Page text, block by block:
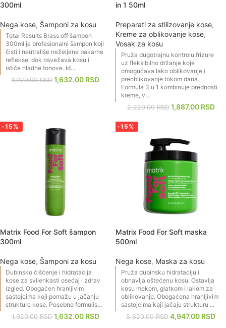
300ml
Nega kose, Šamponi za kosu
1,920.00RSD 1,632.00 RSD
Total Results Brass off šampon
300ml je profesionalni šampon koji
čisti i neutrališe neželjene bakarne
reflekse, dok osvežava kosu i
ističe hladne tonove. Id...
in 1 50ml
Preparati za stilizovanje kose,
Kreme za oblikovanje kose,
Vosak za kosu
2,220.00RSD 1,887.00 RSD
Pruža dugotrajnu kontrolu frizure
uz fleksibilno držanje koje
omogućava lako oblikovanje i
preoblikovanje tokom dana.
Formula 3 u 1 kombinuje prednosti
kreme, v...
-15%
Matrix Food For Soft šampon
300ml
Nega kose, Šamponi za kosu
1,920.00RSD 1,632.00 RSD
Dubinsko čišćenje i hidratacija
kose za svilenkasti osećaj i zdrav
izgled. Obogaćen hranljivim
sastojcima koji pomažu u jačanju
strukture kose. Posebno formulis...
-15%
Matrix Food For Soft maska
500ml
Nega kose, Maska za kosu
5,820.00RSD 4,947.00 RSD
Pruža dubinsku hidrataciju i
obnavlja oštećenu kosu. Ostavlja
kosu mekom, glatkom i lakom za
oblikovanje. Obogaćena hranljivim
sastojcima koji jačaju strukturu ...